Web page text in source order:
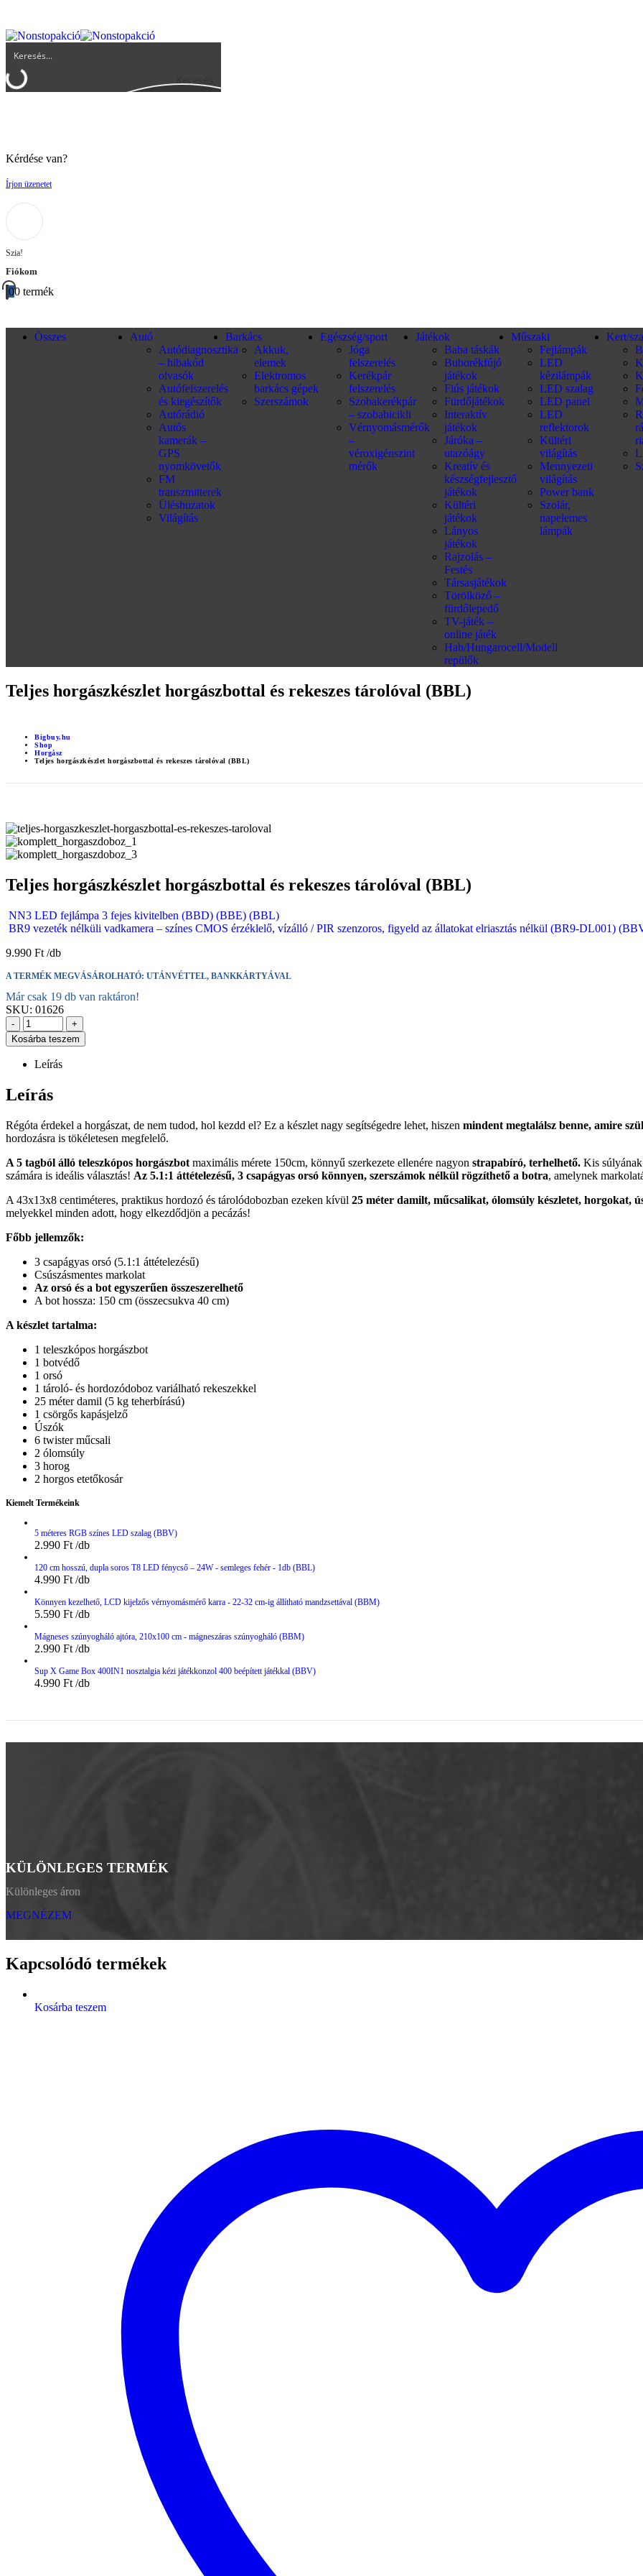
Keresés
Kérdése van?
Írjon üzenetet
Szia!
Fiókom
00 termék
Összes
Autó
Autódiagnosztika
– hibakód
olvasók
Autófelszerelés
és kiegészítők
Autórádió
Autós
kamerák –
GPS
nyomkövetők
FM
transzmitterek
Üléshuzatok
Világítás
Barkács
Akkuk,
elemek
Elektromos
barkács gépek
Szerszámok
Egészség/sport
Jóga
felszerelés
Kerékpár
felszerelés
Szobakerékpár
– szobabicikli
Vérnyomásmérők
–
véroxigénszint
mérők
Játékok
Baba táskák
Buborékfújó
játékok
Fiús játékok
Fürdőjátékok
Interaktív
játékok
Járóka –
utazóágy
Kreatív és
készségfejlesztő
játékok
Kültéri
játékok
Lányos
játékok
Rajzolás –
Festés
Társasjátékok
Törölköző –
fürdőlepedő
TV-játék –
online játék
Hab/Hungarocell/Modell
repülők
Műszaki
Fejlámpák
LED
kézilámpák
LED szalag
LED panel
LED
reflektorok
Kültéri
világítás
Mennyezeti
világítás
Power bank
Szolár,
napelemes
lámpák
Kert/
Teljes horgászkészlet horgászbottal és rekeszes tárolóval (BBL)
Bigbuy.hu
Shop
Horgász
Teljes horgászkészlet horgászbottal és rekeszes tárolóval (BBL)
Teljes horgászkészlet horgászbottal és rekeszes tárolóval (BBL)
NN3 LED fejlámpa 3 fejes kivitelben (BBD) (BBE) (BBL)
BR9 vezeték nélküli vadkamera – színes CMOS érzéklelő, vízálló / PIR szenzoros, figyeld az állatokat elriasztás nélkül (BR9-DL001)
9.990 Ft
A TERMÉK MEGVÁSÁROLHATÓ: UTÁNVÉTTEL, BANKKÁRTYÁVAL
Már csak 19 db van raktáron!
SKU: 01626
-
+
Kosárba teszem
Leírás
Leírás
Régóta érdekel a horgászat, de nem tudod, hol kezdd el? Ez a készlet nagy segítségedre lehet, hiszen mindent megtalálsz benne, amire
hordozásra is tökéletesen megfelelő.
A 5 tagból álló teleszkópos horgászbot maximális mérete 150cm, könnyű szerkezete ellenére nagyon strapabíró, terhelhető. Kis
számára is ideális választás! Az 5.1:1 áttételezésű, 3 csapágyas orsó könnyen, szerszámok nélkül rögzíthető a botra, amelynek
A 43x13x8 centiméteres, praktikus hordozó és tárolódobozban ezeken kívül 25 méter damilt, műcsalikat, ólomsúly készletet, horgokat,
melyekkel minden adott, hogy elkezdődjön a pecázás!
Főbb jellemzők:
3 csapágyas orsó (5.1:1 áttételezésű)
Csúszásmentes markolat
Az orsó és a bot egyszerűen összeszerelhető
A bot hossza: 150 cm (összecsukva 40 cm)
A készlet tartalma:
1 teleszkópos horgászbot
1 botvédő
1 orsó
1 tároló- és hordozódoboz variálható rekeszekkel
25 méter damil (5 kg teherbírású)
1 csörgős kapásjelző
Úszók
6 twister műcsali
2 ólomsúly
3 horog
2 horgos etetőkosár
Kiemelt Termékeink
5 méteres RGB színes LED szalag (BBV)
2.990 Ft
120 cm hosszú, dupla soros T8 LED fénycső – 24W - semleges fehér - 1db (BBL)
4.990 Ft
Könnyen kezelhető, LCD kijelzős vérnyomásmérő karra - 22-32 cm-ig állítható mandzsettával (BBM)
5.590 Ft
Mágneses szúnyogháló ajtóra, 210x100 cm - mágneszáras szúnyogháló (BBM)
2.990 Ft
Sup X Game Box 400IN1 nosztalgia kézi játékkonzol 400 beépített játékkal (BBV)
4.990 Ft
KÜLÖNLEGES TERMÉK
Különleges áron
MEGNÉZEM
Kapcsolódó termékek
Kosárba teszem